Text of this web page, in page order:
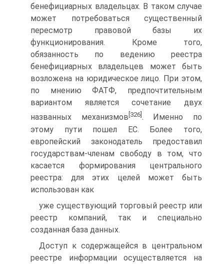
бенефициарных владельцах. В таком случае
может потребоваться существенный
пересмотр правовой базы их
функционирования. Кроме того,
обязанность по ведению реестра
бенефициарных владельцев может быть
возложена на юридическое лицо. При этом,
по мнению ФАТФ, предпочтительным
вариантом является сочетание двух
названных механизмов [326] . Именно по
этому пути пошел ЕС. Более того,
европейский законодатель предоставил
государствам-членам свободу в том, что
касается формирования центрального
реестра: для этих целей может быть
использован как
уже существующий торговый реестр или
реестр компаний, так и специально
созданная база данных.
Доступ к содержащейся в центральном
реестре информации осуществляется на